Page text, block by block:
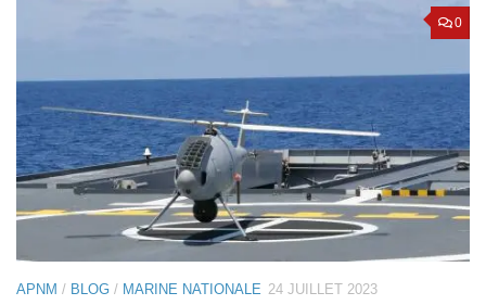
0
APNM / BLOG / MARINE NATIONALE 24 JUILLET 2023